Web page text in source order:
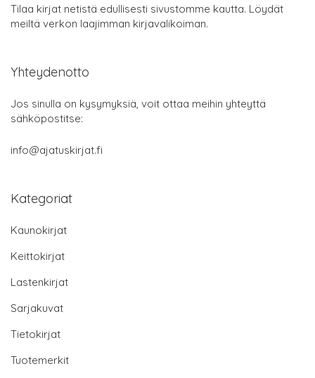
Tilaa kirjat netistä edullisesti sivustomme kautta. Löydät
meiltä verkon laajimman kirjavalikoiman.
Yhteydenotto
Jos sinulla on kysymyksiä, voit ottaa meihin yhteyttä
sähköpostitse:
info@ajatuskirjat.fi
Kategoriat
Kaunokirjat
Keittokirjat
Lastenkirjat
Sarjakuvat
Tietokirjat
Tuotemerkit